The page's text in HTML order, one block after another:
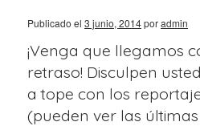
Publicado el 3 junio, 2014poradmin
¡Venga que llegamos
retraso! Disculpen
a tope con los
(pueden ver las